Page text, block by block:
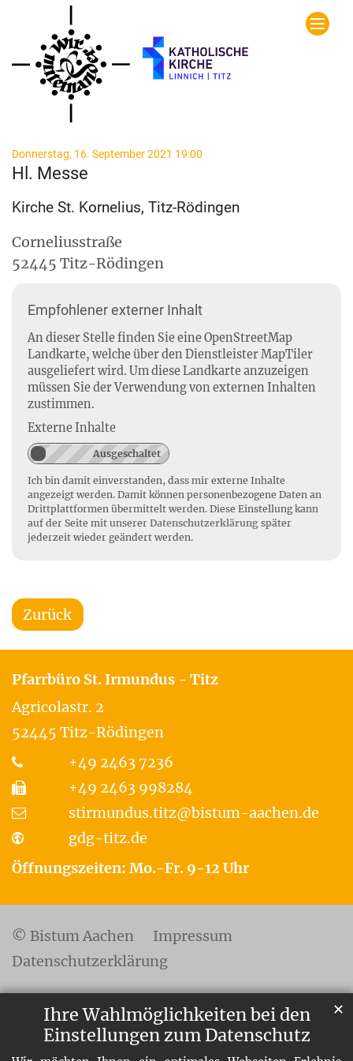
Ihre Wahlmöglichkeiten bei den
Einstellungen zum Datenschutz
✕
Zum Inhalt springen
Donnerstag, 16. September 2021 19:00
Hl. Messe
Kirche St. Kornelius, Titz-Rödingen
Corneliusstraße
52445 Titz-Rödingen
Empfohlener externer Inhalt
An dieser Stelle finden Sie eine OpenStreetMap
Landkarte, welche über den Dienstleister MapTiler
ausgeliefert wird. Um diese Landkarte anzuzeigen
müssen Sie der Verwendung von externen Inhalten
zustimmen.
Externe Inhalte
Ich bin damit einverstanden, dass mir externe Inhalte
angezeigt werden. Damit können personenbezogene Daten an
Drittplattformen übermittelt werden. Diese Einstellung kann
auf der Seite mit unserer Datenschutzerklärung später
jederzeit wieder geändert werden.
Zurück
Pfarrbüro St. Irmundus - Titz
Agricolastr. 2
52445 Titz-Rödingen
+49 2463 7236
+49 2463 998284
stirmundus.titz@bistum-aachen.de
gdg-titz.de
Öffnungszeiten: Mo.-Fr. 9-12 Uhr
© Bistum Aachen
Impressum
Datenschutzerklärung